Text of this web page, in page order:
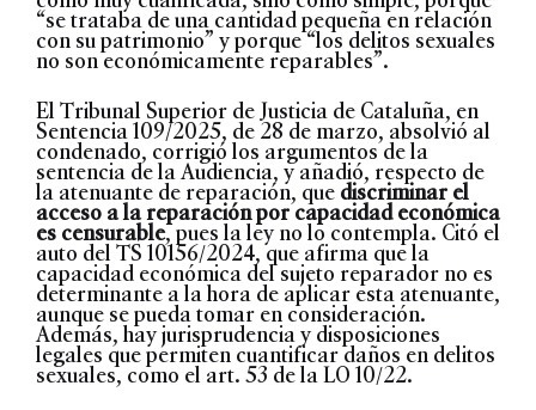
“se trataba de una cantidad pequeña en relación
con su patrimonio” y porque “los delitos sexuales
no son económicamente reparables”.
El Tribunal Superior de Justicia de Cataluña, en
Sentencia 109/2025, de 28 de marzo, absolvió al
condenado, corrigió los argumentos de la
sentencia de la Audiencia, y añadió, respecto de
la atenuante de reparación, que discriminar el
acceso a la reparación por capacidad económica
es censurable, pues la ley no lo contempla. Citó el
auto del TS 10156/2024, que afirma que la
capacidad económica del sujeto reparador no es
determinante a la hora de aplicar esta atenuante,
aunque se pueda tomar en consideración.
Además, hay jurisprudencia y disposiciones
legales que permiten cuantificar daños en delitos
sexuales, como el art. 53 de la LO 10/22.